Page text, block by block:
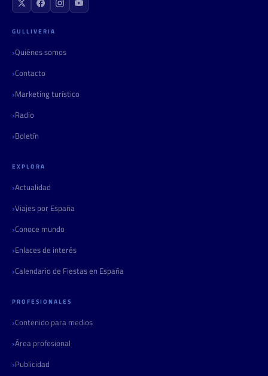
GULLIVERIA
Quiénes somos
Contacto
Marketing turístico
Radio
Boletín
EXPLORA
Actualidad
Viajes por España
Conoce mundo
Enlaces de interés
Calendario de Fiestas en España
PROFESIONALES
Contenido para medios
Área profesional
Publicidad